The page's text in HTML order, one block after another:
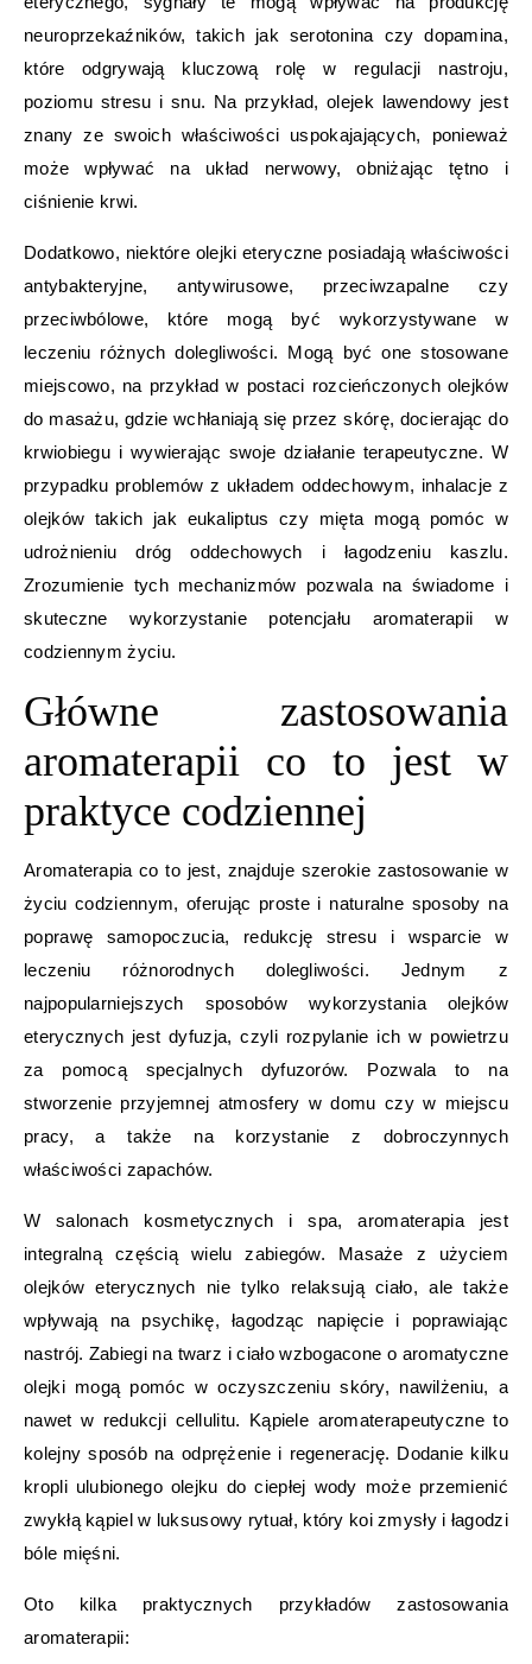
neuroprzekaźników, takich jak serotonina czy dopamina,
które odgrywają kluczową rolę w regulacji nastroju,
poziomu stresu i snu. Na przykład, olejek lawendowy jest
znany ze swoich właściwości uspokajających, ponieważ
może wpływać na układ nerwowy, obniżając tętno i
ciśnienie krwi.
Dodatkowo, niektóre olejki eteryczne posiadają właściwości
antybakteryjne, antywirusowe, przeciwzapalne czy
przeciwbólowe, które mogą być wykorzystywane w
leczeniu różnych dolegliwości. Mogą być one stosowane
miejscowo, na przykład w postaci rozcieńczonych olejków
do masażu, gdzie wchłaniają się przez skórę, docierając do
krwiobiegu i wywierając swoje działanie terapeutyczne. W
przypadku problemów z układem oddechowym, inhalacje z
olejków takich jak eukaliptus czy mięta mogą pomóc w
udrożnieniu dróg oddechowych i łagodzeniu kaszlu.
Zrozumienie tych mechanizmów pozwala na świadome i
skuteczne wykorzystanie potencjału aromaterapii w
codziennym życiu.
Główne zastosowania
aromaterapii co to jest w
praktyce codziennej
Aromaterapia co to jest, znajduje szerokie zastosowanie w
życiu codziennym, oferując proste i naturalne sposoby na
poprawę samopoczucia, redukcję stresu i wsparcie w
leczeniu różnorodnych dolegliwości. Jednym z
najpopularniejszych sposobów wykorzystania olejków
eterycznych jest dyfuzja, czyli rozpylanie ich w powietrzu
za pomocą specjalnych dyfuzorów. Pozwala to na
stworzenie przyjemnej atmosfery w domu czy w miejscu
pracy, a także na korzystanie z dobroczynnych
właściwości zapachów.
W salonach kosmetycznych i spa, aromaterapia jest
integralną częścią wielu zabiegów. Masaże z użyciem
olejków eterycznych nie tylko relaksują ciało, ale także
wpływają na psychikę, łagodząc napięcie i poprawiając
nastrój. Zabiegi na twarz i ciało wzbogacone o aromatyczne
olejki mogą pomóc w oczyszczeniu skóry, nawilżeniu, a
nawet w redukcji cellulitu. Kąpiele aromaterapeutyczne to
kolejny sposób na odprężenie i regenerację. Dodanie kilku
kropli ulubionego olejku do ciepłej wody może przemienić
zwykłą kąpiel w luksusowy rytuał, który koi zmysły i łagodzi
bóle mięśni.
Oto kilka praktycznych przykładów zastosowania
aromaterapii: